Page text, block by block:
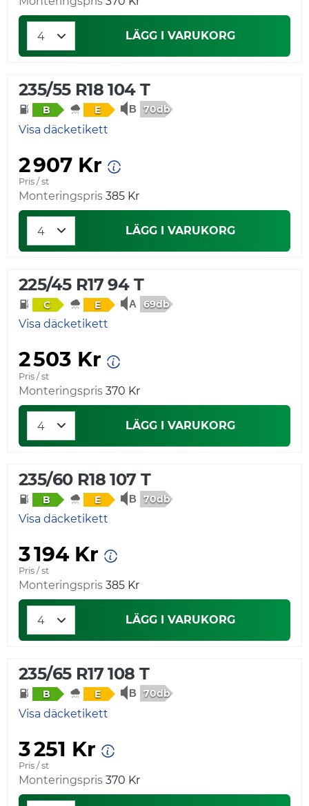
LÄGG I VARUKORG
235/55 R18 104 T
B E 70db
Visa däcketikett
2 907 Kr
Pris / st
Monteringspris 385 Kr
LÄGG I VARUKORG
225/45 R17 94 T
C E 69db
Visa däcketikett
2 503 Kr
Pris / st
Monteringspris 370 Kr
LÄGG I VARUKORG
235/60 R18 107 T
B E 70db
Visa däcketikett
3 194 Kr
Pris / st
Monteringspris 385 Kr
LÄGG I VARUKORG
235/65 R17 108 T
B E 70db
Visa däcketikett
3 251 Kr
Pris / st
Monteringspris 370 Kr